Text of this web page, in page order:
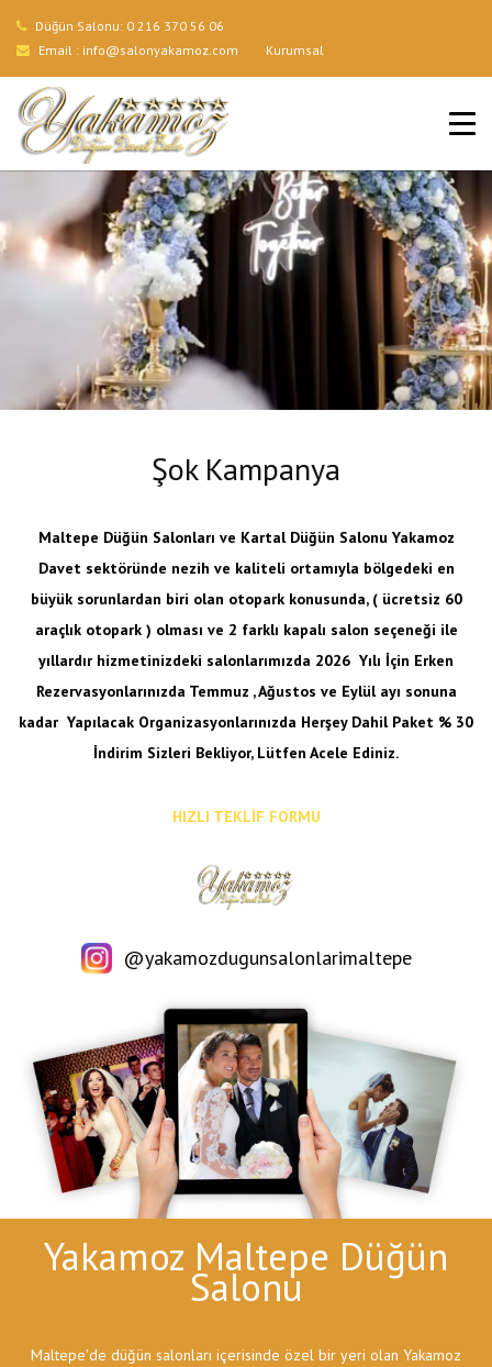
Düğün Salonu: 0 216 370 56 06
Email : info@salonyakamoz.com Kurumsal
ANA SAYFA
HIZMETLERIMIZ
MENÜLER
GALERI
BLOG
İLETIŞIM
Şok Kampanya
Maltepe Düğün Salonları ve Kartal Düğün Salonu Yakamoz
Davet sektöründe nezih ve kaliteli ortamıyla bölgedeki en
büyük sorunlardan biri olan otopark konusunda, ( ücretsiz 60
araçlık otopark ) olması ve 2 farklı kapalı salon seçeneği ile
yıllardır hizmetinizdeki salonlarımızda 2026 Yılı İçin Erken
Rezervasyonlarınızda Temmuz , Ağustos ve Eylül ayı sonuna
kadar Yapılacak Organizasyonlarınızda Herşey Dahil Paket % 30
İndirim Sizleri Bekliyor, Lütfen Acele Ediniz.
HIZLI TEKLİF FORMU
@yakamozdugunsalonlarimaltepe
Yakamoz Maltepe Düğün
Salonu
Maltepe'de düğün salonları içerisinde özel bir yeri olan Yakamoz